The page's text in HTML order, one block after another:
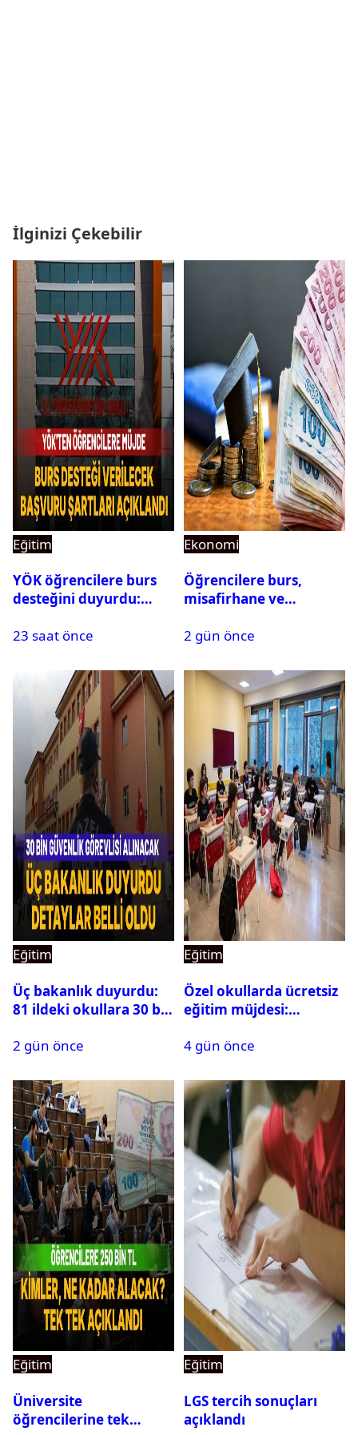
İlginizi Çekebilir
Eğitim
YÖK öğrencilere burs
desteğini duyurdu:
açıklandı
23 saat önce
Ekonomi
Öğrencilere burs,
misafirhane ve
Başvurular başladı
2 gün önce
Eğitim
Üç bakanlık duyurdu:
81 ildeki okullara 30 bin
alınacak
2 gün önce
Eğitim
Özel okullarda ücretsiz
eğitim müjdesi:
başladı
4 gün önce
Eğitim
Üniversite
öğrencilerine tek
Eğitim
LGS tercih sonuçları
açıklandı